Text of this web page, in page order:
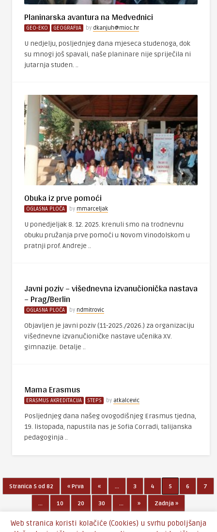
Planinarska avantura na Medvednici
GEO-EKO GEOGRAFIJA by dkanjuh@mioc.hr
U nedjelju, posljednjeg dana mjeseca studenoga, dok
su mnogi još spavali, naše planinare nije spriječila ni
jutarnja studen. ..
Obuka iz prve pomoći
OGLASNA PLOČA by mmarceljak
U ponedjeljak 8. 12. 2025. krenuli smo na trodnevnu
obuku pružanja prve pomoći u Novom Vinodolskom u
pratnji prof. Andreje ..
Javni poziv – višednevna izvanučionička nastava
– Prag/Berlin
OGLASNA PLOČA by ndmitrovic
Objavljen je javni poziv (11-2025./2026.) za organizaciju
višednevne izvanučioničke nastave učenika XV.
gimnazije. Detalje ..
Mama Erasmus
ERASMUS AKREDITACIJA STEPS by atkalcevic
Posljednjeg dana našeg ovogodišnjeg Erasmus tjedna,
19. listopada, napustila nas je Sofia Corradi, talijanska
pedagoginja ..
Stranica 5 od 82 « Prva « ... 3 4 5 6 7
... 10 20 30 ... » Zadnja »
Web stranica koristi kolačiće (Cookies) u svrhu poboljšanja